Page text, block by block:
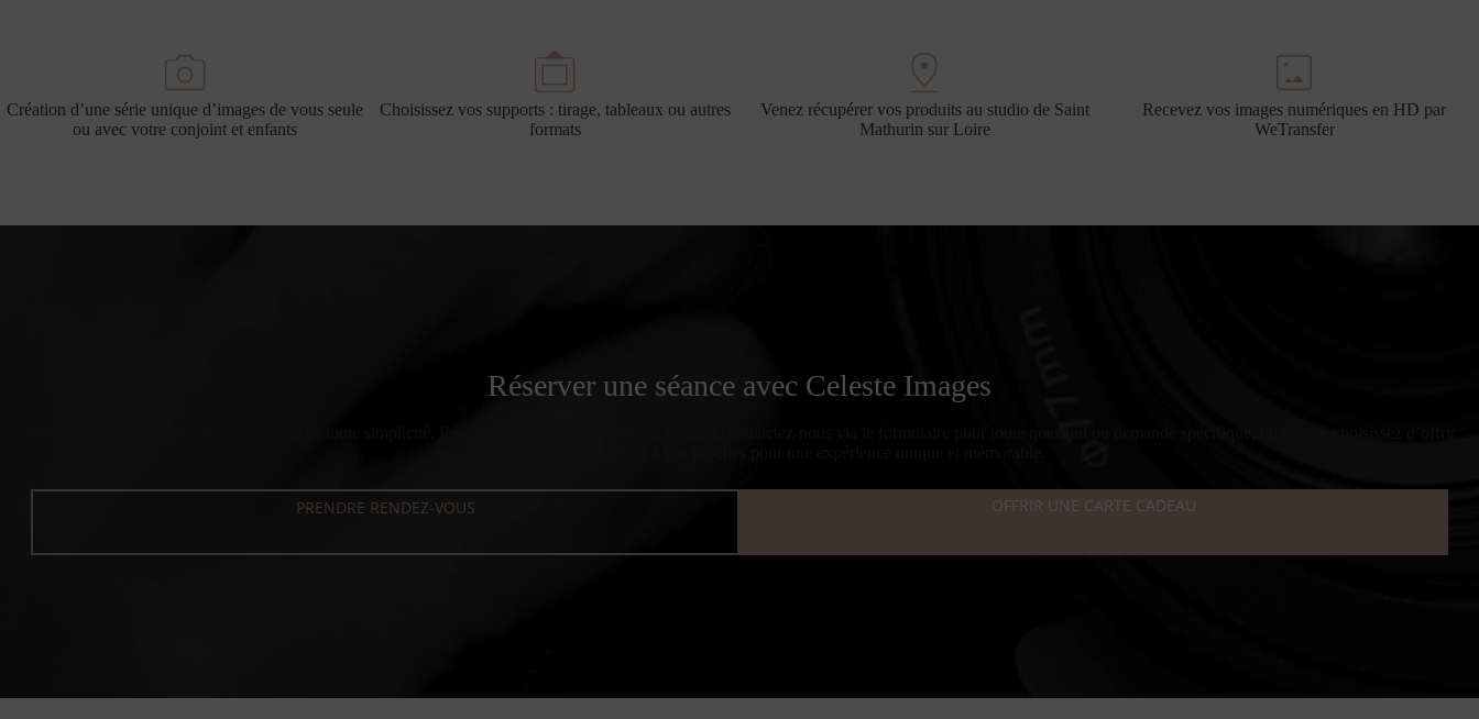
Création d’une série unique d’images de vous seule
ou avec votre conjoint et enfants
Choisissez vos supports : tirage, tableaux ou autres
formats
Venez récupérer vos produits au studio de Saint
Mathurin sur Loire
Recevez vos images numériques en HD par
WeTransfer
Réserver une séance avec Celeste Images
PRENDRE RENDEZ-VOUS OFFRIR UNE CARTE CADEAU